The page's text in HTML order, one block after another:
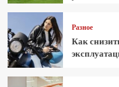
Разное
Как